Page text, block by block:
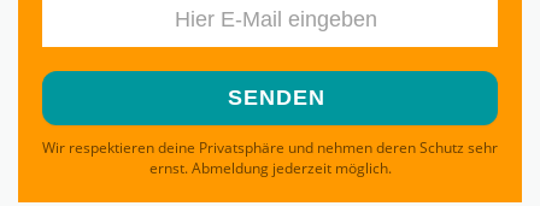
Wir respektieren deine Privatsphäre und nehmen deren Schutz sehr
ernst. Abmeldung jederzeit möglich.